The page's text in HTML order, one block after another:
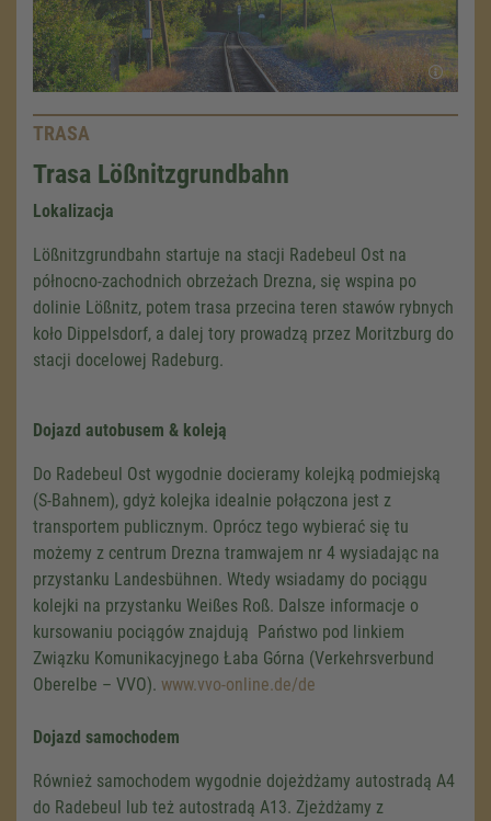
TRASA
Trasa Lößnitzgrundbahn
Lokalizacja
Lößnitzgrundbahn startuje na stacji Radebeul Ost na
północno-zachodnich obrzeżach Drezna, się wspina po
dolinie Lößnitz, potem trasa przecina teren stawów rybnych
koło Dippelsdorf, a dalej tory prowadzą przez Moritzburg do
stacji docelowej Radeburg.
Dojazd autobusem & koleją
Do Radebeul Ost wygodnie docieramy kolejką podmiejską
(S-Bahnem), gdyż kolejka idealnie połączona jest z
transportem publicznym. Oprócz tego wybierać się tu
możemy z centrum Drezna tramwajem nr 4 wysiadając na
przystanku Landesbühnen. Wtedy wsiadamy do pociągu
kolejki na przystanku Weißes Roß. Dalsze informacje o
kursowaniu pociągów znajdują Państwo pod linkiem
Związku Komunikacyjnego Łaba Górna (Verkehrsverbund
Oberelbe – VVO). www.vvo-online.de/de
Dojazd samochodem
Również samochodem wygodnie dojeżdżamy autostradą A4
do Radebeul lub też autostradą A13. Zjeżdżamy z